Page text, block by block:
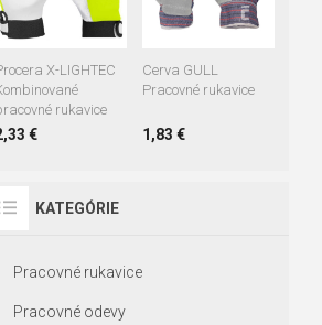
X-LIGHTEC
rukavice
€
Cerva GULL
Pracovné rukavice
1,83 €
KATEGÓRIE
Pracovné rukavice
Pracovné odevy